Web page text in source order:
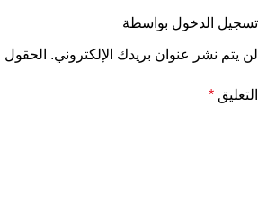
تسجيل الدخول بواسطة
لن يتم نشر عنوان بريدك الإلكتروني. الحقول
التعليق *